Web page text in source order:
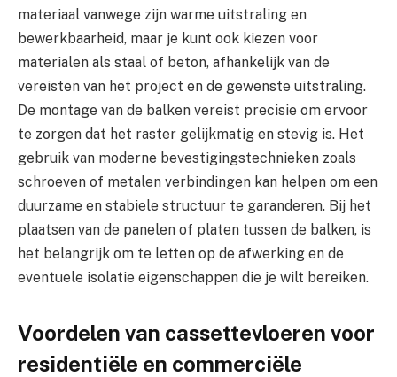
materiaal vanwege zijn warme uitstraling en
bewerkbaarheid, maar je kunt ook kiezen voor
materialen als staal of beton, afhankelijk van de
vereisten van het project en de gewenste uitstraling.
De montage van de balken vereist precisie om ervoor
te zorgen dat het raster gelijkmatig en stevig is. Het
gebruik van moderne bevestigingstechnieken zoals
schroeven of metalen verbindingen kan helpen om een
duurzame en stabiele structuur te garanderen. Bij het
plaatsen van de panelen of platen tussen de balken, is
het belangrijk om te letten op de afwerking en de
eventuele isolatie eigenschappen die je wilt bereiken.
Voordelen van cassettevloeren voor
residentiële en commerciële